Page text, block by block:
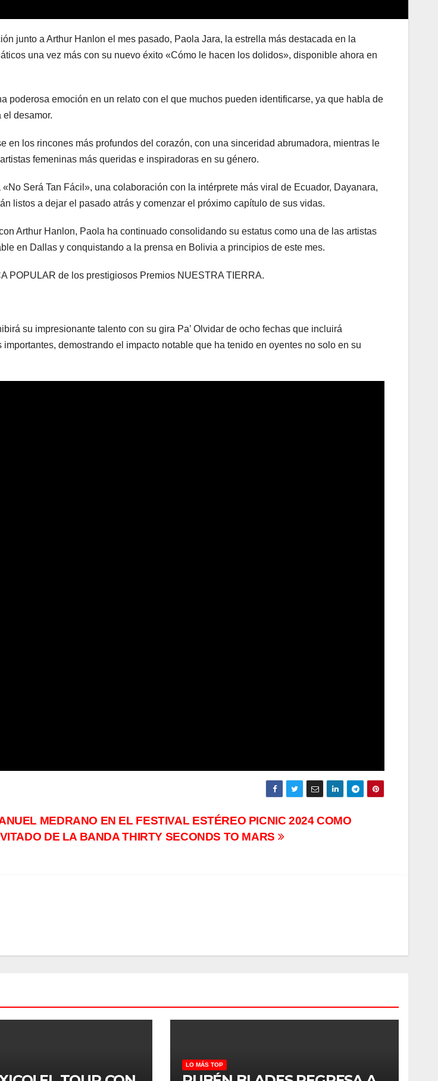
junto a Arthur Hanlon el mes pasado, Paola Jara, la estrella más destacada en la
una vez más con su nuevo éxito «Cómo le hacen los dolidos», disponible ahora en
poderosa emoción en un relato con el que muchos pueden identificarse, ya que habla de
el desamor.
en los rincones más profundos del corazón, con una sinceridad abrumadora, mientras le
femeninas más queridas e inspiradoras en su género.
Será Tan Fácil», una colaboración con la intérprete más viral de Ecuador, Dayanara,
listos a dejar el pasado atrás y comenzar el próximo capítulo de sus vidas.
Arthur Hanlon, Paola ha continuado consolidando su estatus como una de las artistas
en Dallas y conquistando a la prensa en Bolivia a principios de este mes.
POPULAR de los prestigiosos Premios NUESTRA TIERRA.
su impresionante talento con su gira Pa’ Olvidar de ocho fechas que incluirá
demostrando el impacto notable que ha tenido en oyentes no solo en su
MEDRANO EN EL FESTIVAL ESTÉREO PICNIC 2024 COMO
DE LA BANDA THIRTY SECONDS TO MARS
LO MÁS TOP